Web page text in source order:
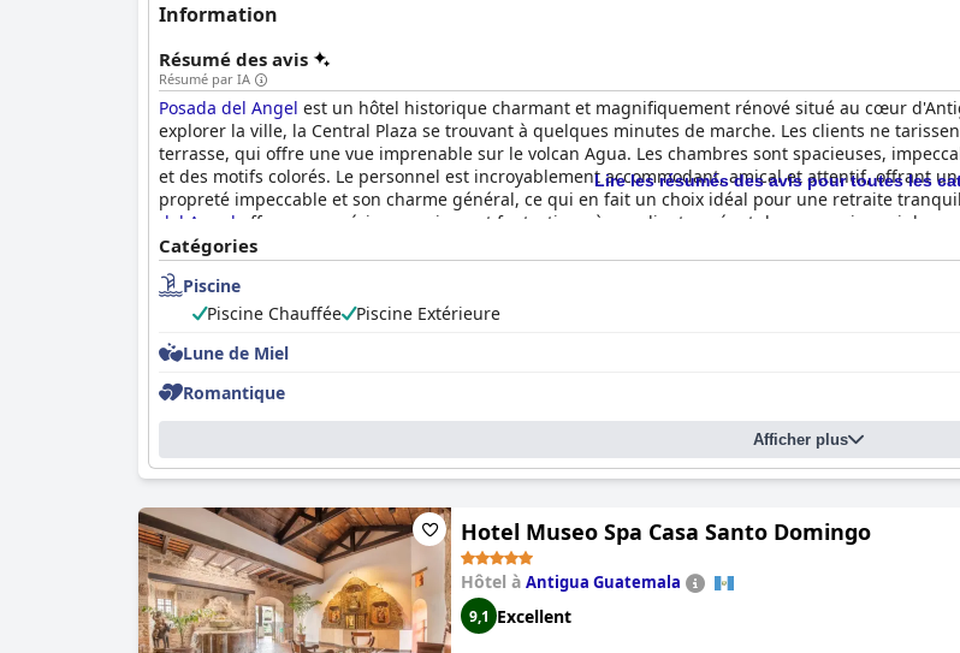
Information
Résumé des avis
Résumé par IA
Posada del Angel est un hôtel historique charmant et magnifiquement rénové situé au cœur
explorer la ville, la Central Plaza se trouvant à quelques minutes de marche. Les clients ne
terrasse, qui offre une vue imprenable sur le volcan Agua. Les chambres sont spacieuses,
et des motifs colorés. Le personnel est incroyablement accommodant, amical et attentif, offrant
propreté impeccable et son charme général, ce qui en fait un choix idéal pour une retraite
del Angel offre une expérience unique et fantastique à ses clients, créant des souvenirs qui
Lire les résumés des avis pour toutes les
Catégories
Piscine
Piscine Chauffée
Piscine Extérieure
Lune de Miel
Romantique
Afficher plus
Hotel Museo Spa Casa Santo Domingo
Hôtel à Antigua Guatemala
9,1 Excellent